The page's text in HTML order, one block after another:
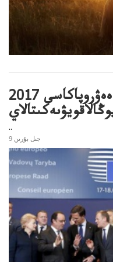
2017 جىلىدا دا ەۋرداا ەەۋروپاكاسى
..
9 جىل بۇرىن